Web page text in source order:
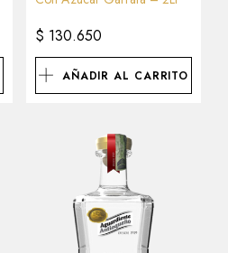
$ 130.650
AÑADIR AL CARRITO